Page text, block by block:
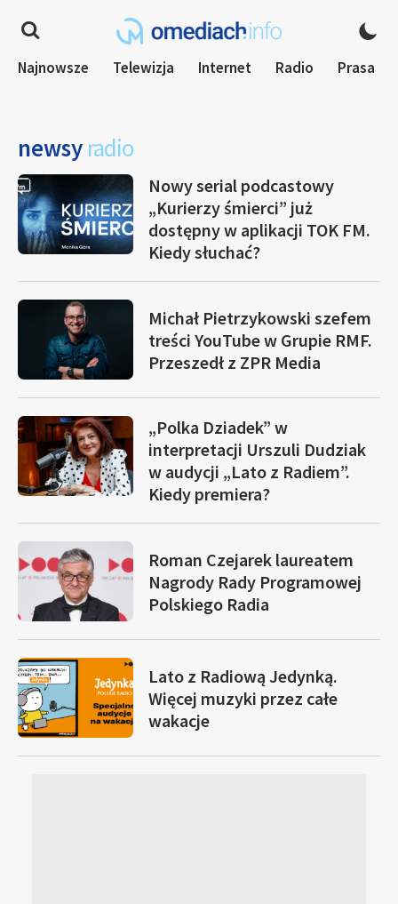
Najnowsze Telewizja Internet Radio Prasa
newsy radio
Nowy serial podcastowy
„Kurierzy śmierci” już
dostępny w aplikacji TOK FM.
Kiedy słuchać?
Michał Pietrzykowski szefem
treści YouTube w Grupie RMF.
Przeszedł z ZPR Media
„Polka Dziadek” w
interpretacji Urszuli Dudziak
w audycji „Lato z Radiem”.
Kiedy premiera?
Roman Czejarek laureatem
Nagrody Rady Programowej
Polskiego Radia
Lato z Radiową Jedynką.
Więcej muzyki przez całe
wakacje